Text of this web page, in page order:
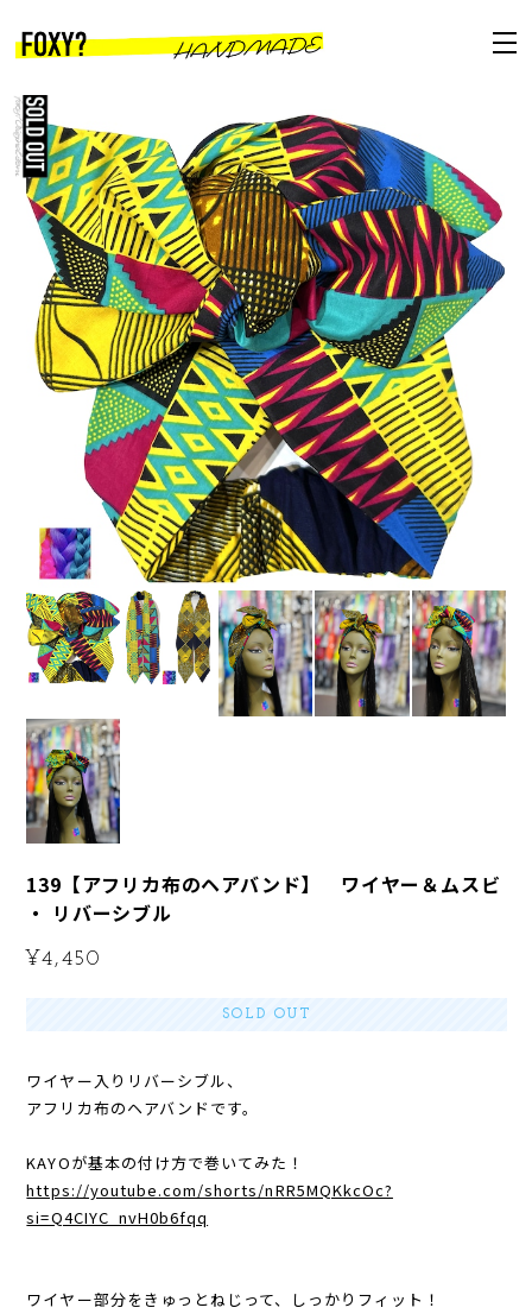
139【アフリカ布のヘアバンド】 ワイヤー＆ムスビ
・ リバーシブル
¥4,450
SOLD OUT
ワイヤー入りリバーシブル、
アフリカ布のヘアバンドです。
KAYOが基本の付け方で巻いてみた！
https://youtube.com/shorts/nRR5MQKkcOc?
si=Q4CIYC_nvH0b6fqq
ワイヤー部分をきゅっとねじって、しっかりフィット！